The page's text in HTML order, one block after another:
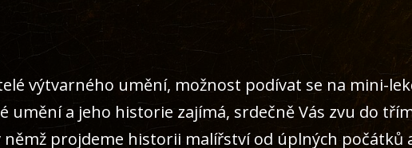
výtvarného umění, možnost podívat se na mini-
umění a jeho historie zajímá, srdečně Vás zvu do
němž projdeme historii malířství od úplných počátků